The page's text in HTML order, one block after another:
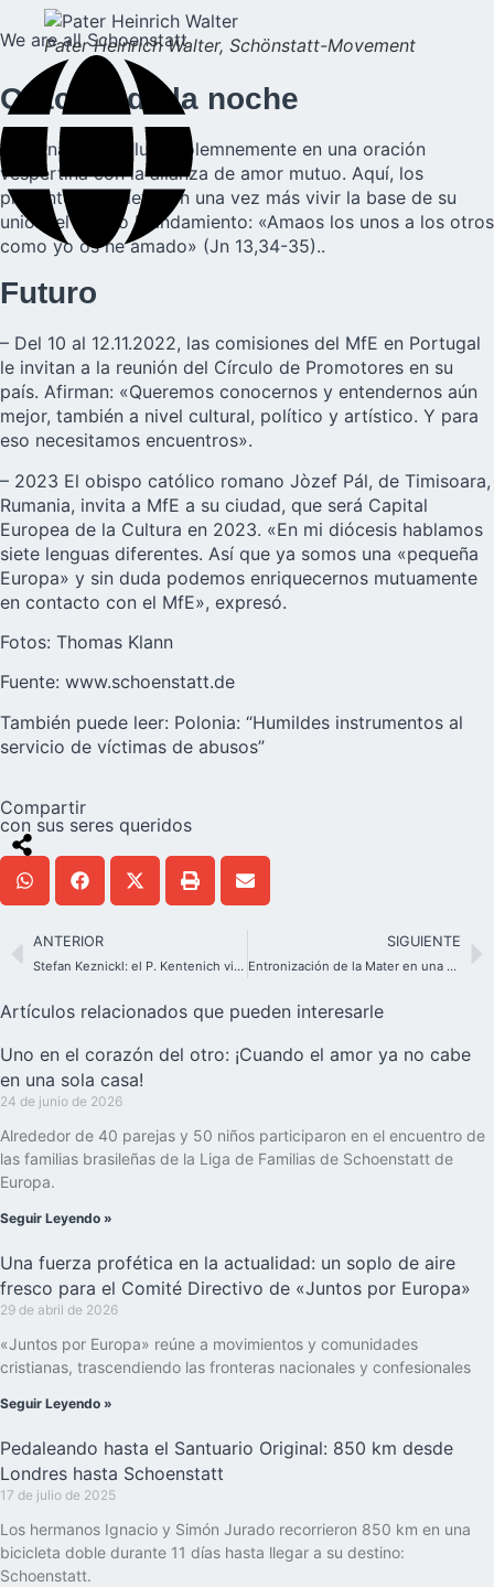
Pater Heinrich Walter, Schönstatt-Movement
Oración de la noche
La jornada concluyó solemnemente en una oración
vespertina con la alianza de amor mutuo. Aquí, los
presentes prometieron una vez más vivir la base de su
unión, el Nuevo Mandamiento: «Amaos los unos a los otros
como yo os he amado» (Jn 13,34-35)..
Futuro
– Del 10 al 12.11.2022, las comisiones del MfE en Portugal
le invitan a la reunión del Círculo de Promotores en su
país. Afirman: «Queremos conocernos y entendernos aún
mejor, también a nivel cultural, político y artístico. Y para
eso necesitamos encuentros».
– 2023 El obispo católico romano Jòzef Pál, de Timisoara,
Rumania, invita a MfE a su ciudad, que será Capital
Europea de la Cultura en 2023. «En mi diócesis hablamos
siete lenguas diferentes. Así que ya somos una «pequeña
Europa» y sin duda podemos enriquecernos mutuamente
en contacto con el MfE», expresó.
Fotos: Thomas Klann
Fuente: www.schoenstatt.de
También puede leer: Polonia: “Humildes instrumentos al
servicio de víctimas de abusos”
Compartir
con sus seres queridos
ANTERIOR
Stefan Keznickl: el P. Kentenich vio y trabajó la chispa divina en cada ser humano
SIGUIENTE
Entronización de la Mater en una parroquia de Guayaquil
Artículos relacionados que pueden interesarle
Uno en el corazón del otro: ¡Cuando el amor ya no cabe
en una sola casa!
24 de junio de 2026
Alrededor de 40 parejas y 50 niños participaron en el encuentro de
las familias brasileñas de la Liga de Familias de Schoenstatt de
Europa.
Seguir Leyendo »
Una fuerza profética en la actualidad: un soplo de aire
fresco para el Comité Directivo de «Juntos por Europa»
29 de abril de 2026
«Juntos por Europa» reúne a movimientos y comunidades
cristianas, trascendiendo las fronteras nacionales y confesionales
Seguir Leyendo »
Pedaleando hasta el Santuario Original: 850 km desde
Londres hasta Schoenstatt
17 de julio de 2025
Los hermanos Ignacio y Simón Jurado recorrieron 850 km en una
bicicleta doble durante 11 días hasta llegar a su destino:
Schoenstatt.
We are all Schoenstatt